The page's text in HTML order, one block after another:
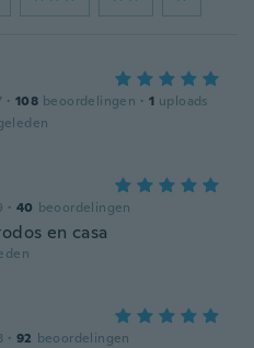
· 108 beoordelingen · 1 uploads
· 40 beoordelingen
en casa
· 92 beoordelingen